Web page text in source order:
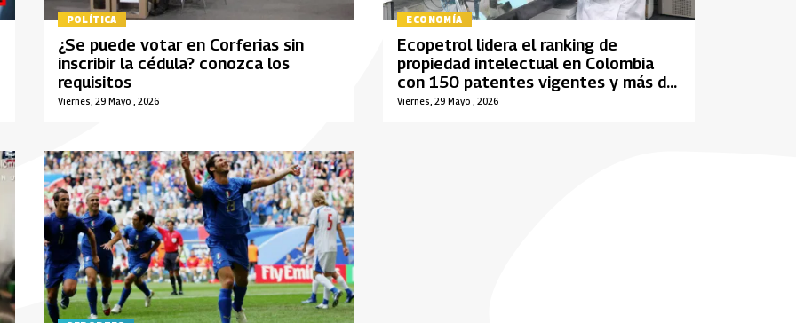
POLÍTICA
Viernes, 29 Mayo , 2026
¿Se puede votar en Corferias sin
inscribir la cédula? conozca los
requisitos
ECONOMÍA
Viernes, 29 Mayo , 2026
Ecopetrol lidera el ranking de
propiedad intelectual en Colombia
con 150 patentes vigentes y más de
800 activos registrados